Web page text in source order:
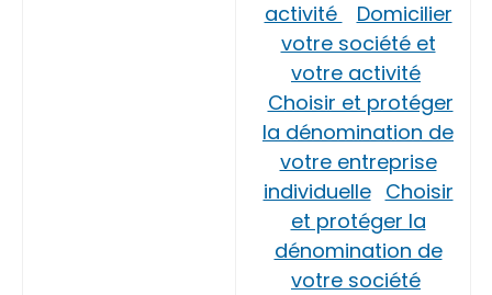
activité
Domicilier
votre société et
votre activité
Choisir et protéger
la dénomination de
votre entreprise
individuelle Choisir
et protéger la
dénomination de
votre société